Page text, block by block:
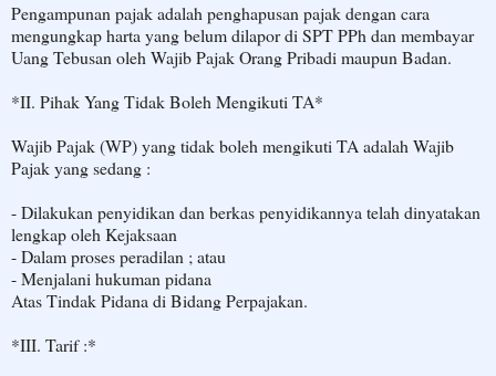
Pengampunan pajak adalah penghapusan pajak dengan cara
mengungkap harta yang belum dilapor di SPT PPh dan membayar
Uang Tebusan oleh Wajib Pajak Orang Pribadi maupun Badan.
*II. Pihak Yang Tidak Boleh Mengikuti TA*
Wajib Pajak (WP) yang tidak boleh mengikuti TA adalah Wajib
Pajak yang sedang :
- Dilakukan penyidikan dan berkas penyidikannya telah dinyatakan
lengkap oleh Kejaksaan
- Dalam proses peradilan ; atau
- Menjalani hukuman pidana
Atas Tindak Pidana di Bidang Perpajakan.
*III. Tarif :*